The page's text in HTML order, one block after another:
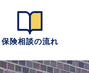
保険相談の流れ